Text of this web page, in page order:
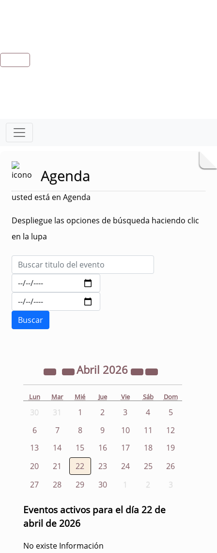
Agenda
usted está en Agenda
Despliegue las opciones de búsqueda haciendo clic
en la lupa
Abril 2026
Lun Mar Mié Jue Vie Sáb Dom
30 31 1 2 3 4
5
6
7 8 9 10 11
12
13
14 15 16 17 18
19
20
21 22 23 24 25
26
27
28 29 30 1 2 3
Eventos activos para el día 22 de
abril de 2026
No existe Información